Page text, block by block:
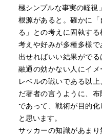
極シンプルな事実の軽視
根源があると。確かに
る」との考えに固執す
考えや好みが多種多様
出せればいい結果がで
融通の効かない人にイ
レベルの戦いである以
だ著者の言うように、
であって、戦術が目的
と思います。
サッカーの知識があま